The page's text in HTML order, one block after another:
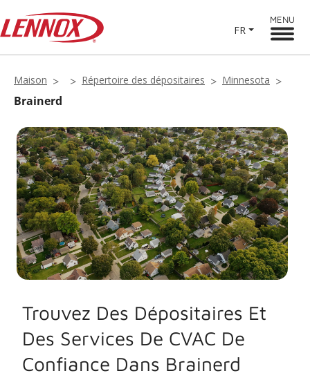
FR
MENU
Maison Répertoire des dépositaires Minnesota
Brainerd
Trouvez Des Dépositaires Et
Des Services De CVAC De
Confiance Dans Brainerd